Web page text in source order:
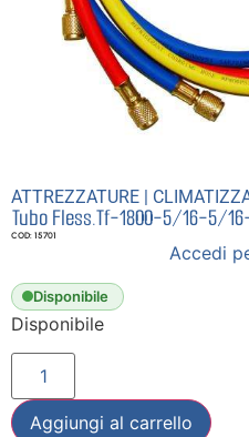
ATTREZZATURE |
Tubo Fless.Tf-1800-5/16-5/
COD: 15701
Accedi
Disponibile
Disponibile
Aggiungi al carrello